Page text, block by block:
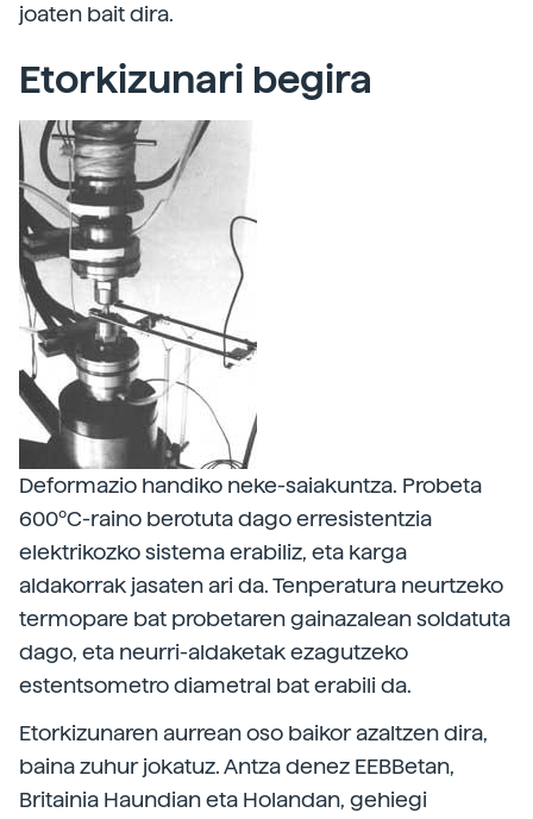
joaten bait dira.
Etorkizunari begira
Deformazio handiko neke-saiakuntza. Probeta
600ºC-raino berotuta dago erresistentzia
elektrikozko sistema erabiliz, eta karga
aldakorrak jasaten ari da. Tenperatura neurtzeko
termopare bat probetaren gainazalean soldatuta
dago, eta neurri-aldaketak ezagutzeko
estentsometro diametral bat erabili da.
Etorkizunaren aurrean oso baikor azaltzen dira,
baina zuhur jokatuz. Antza denez EEBBetan,
Britainia Haundian eta Holandan, gehiegi